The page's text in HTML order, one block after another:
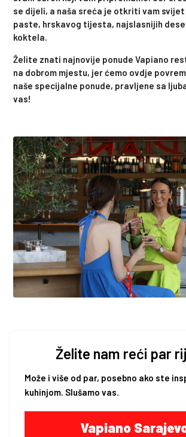
se dijeli, a naša sreća je otkriti vam svijet
paste, hrskavog tijesta, najslasnijih
koktela.
Želite znati najnovije ponude Vapiano
na dobrom mjestu, jer ćemo ovdje
naše specijalne ponude, pravljene sa
vas!
Želite nam reći par
Može i više od par, posebno ako ste
kuhinjom. Slušamo vas.
Vapiano